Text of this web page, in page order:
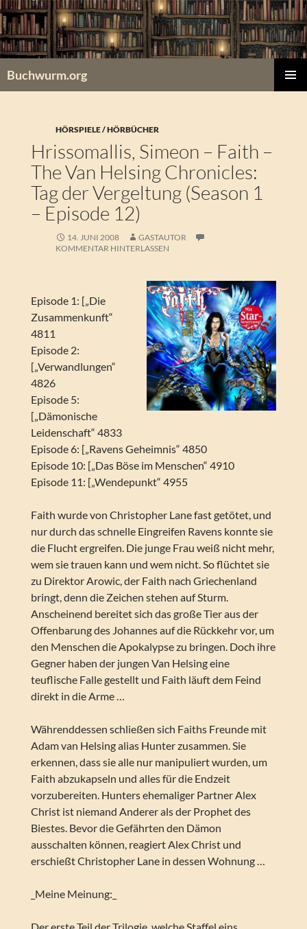
Zum
Inhalt
springen
Buchwurm.org
HÖRSPIELE / HÖRBÜCHER
Hrissomallis, Simeon – Faith –
The Van Helsing Chronicles:
Tag der Vergeltung (Season 1
– Episode 12)
14. JUNI 2008
GASTAUTOR
KOMMENTAR HINTERLASSEN
Episode 1: [„Die
Zusammenkunft“
4811
Episode 2:
[„Verwandlungen“
4826
Episode 5:
[„Dämonische
Leidenschaft“ 4833
Episode 6: [„Ravens Geheimnis“ 4850
Episode 10: [„Das Böse im Menschen“ 4910
Episode 11: [„Wendepunkt“ 4955
Faith wurde von Christopher Lane fast getötet, und
nur durch das schnelle Eingreifen Ravens konnte sie
die Flucht ergreifen. Die junge Frau weiß nicht mehr,
wem sie trauen kann und wem nicht. So flüchtet sie
zu Direktor Arowic, der Faith nach Griechenland
bringt, denn die Zeichen stehen auf Sturm.
Anscheinend bereitet sich das große Tier aus der
Offenbarung des Johannes auf die Rückkehr vor, um
den Menschen die Apokalypse zu bringen. Doch ihre
Gegner haben der jungen Van Helsing eine
teuflische Falle gestellt und Faith läuft dem Feind
direkt in die Arme …
Währenddessen schließen sich Faiths Freunde mit
Adam van Helsing alias Hunter zusammen. Sie
erkennen, dass sie alle nur manipuliert wurden, um
Faith abzukapseln und alles für die Endzeit
vorzubereiten. Hunters ehemaliger Partner Alex
Christ ist niemand Anderer als der Prophet des
Biestes. Bevor die Gefährten den Dämon
ausschalten können, reagiert Alex Christ und
erschießt Christopher Lane in dessen Wohnung …
_Meine Meinung:_